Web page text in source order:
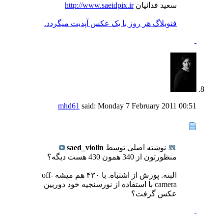
سعید فدائیانhttp://www.saeidpix.ir
فتوبلاگ هر روز با یک عکس آپدیت میگردد.
mhd61 said: Monday 7 February 2011 00:51
نوشته اصلی توسط saed_violin
منظورتون از 340 همون 430 هست دیگه؟
البته. پوزش از اشتباه. با ۴۳۰ هم میشه off-
camera با استفاده از نورسنجیه خود دوربین
عکس گرفت؟